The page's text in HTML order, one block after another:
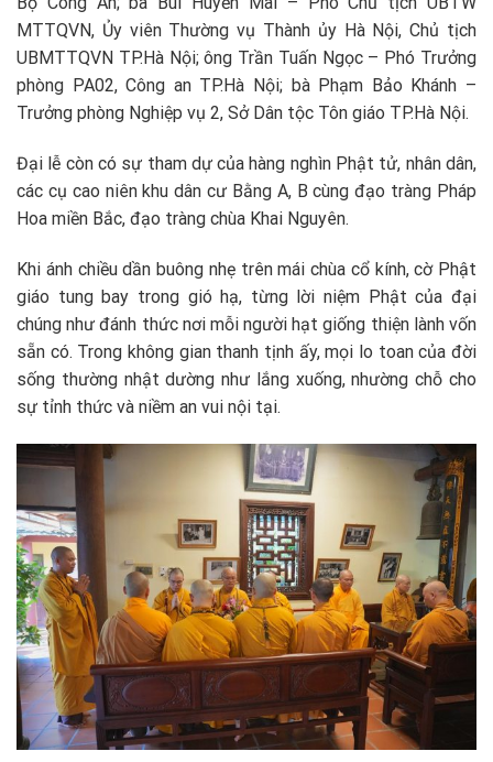
MTTQVN, Ủy viên Thường vụ Thành ủy Hà Nội, Chủ tịch
UBMTTQVN TP.Hà Nội; ông Trần Tuấn Ngọc – Phó Trưởng
phòng PA02, Công an TP.Hà Nội; bà Phạm Bảo Khánh –
Trưởng phòng Nghiệp vụ 2, Sở Dân tộc Tôn giáo TP.Hà Nội.
Đại lễ còn có sự tham dự của hàng nghìn Phật tử, nhân dân,
các cụ cao niên khu dân cư Bằng A, B cùng đạo tràng Pháp
Hoa miền Bắc, đạo tràng chùa Khai Nguyên.
Khi ánh chiều dần buông nhẹ trên mái chùa cổ kính, cờ Phật
giáo tung bay trong gió hạ, từng lời niệm Phật của đại
chúng như đánh thức nơi mỗi người hạt giống thiện lành vốn
sẵn có. Trong không gian thanh tịnh ấy, mọi lo toan của đời
sống thường nhật dường như lắng xuống, nhường chỗ cho
sự tỉnh thức và niềm an vui nội tại.